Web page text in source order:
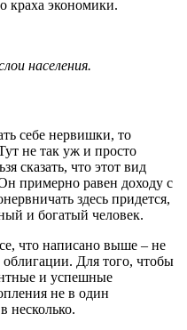
краха экономики.
населения.
себе нервишки, то
не так уж и просто
сказать, что этот вид
примерно равен доходу с
здесь придется,
и богатый человек.
что написано выше – не
облигации. Для того, чтобы
и успешные
не в один
несколько.